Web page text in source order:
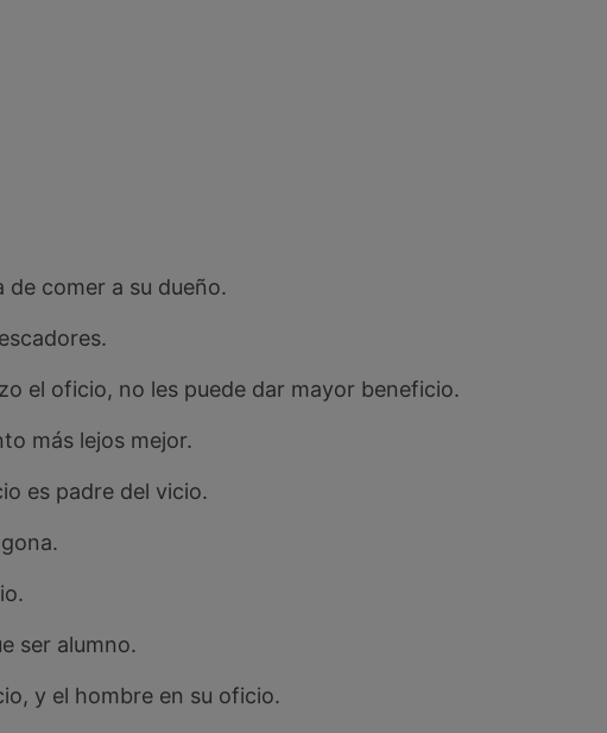
de comer a su dueño.
el oficio, no les puede dar mayor beneficio.
más lejos mejor.
es padre del vicio.
ser alumno.
y el hombre en su oficio.